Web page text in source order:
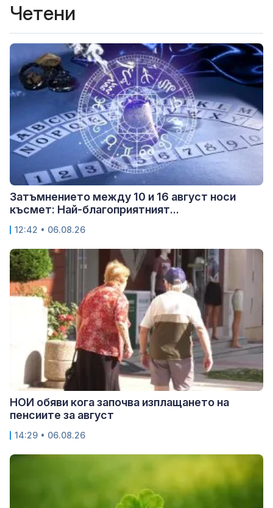
Четени
Затъмнението между 10 и 16 август носи
късмет: Най-благоприятният...
12:42 • 06.08.26
НОИ обяви кога започва изплащането на
пенсиите за август
14:29 • 06.08.26